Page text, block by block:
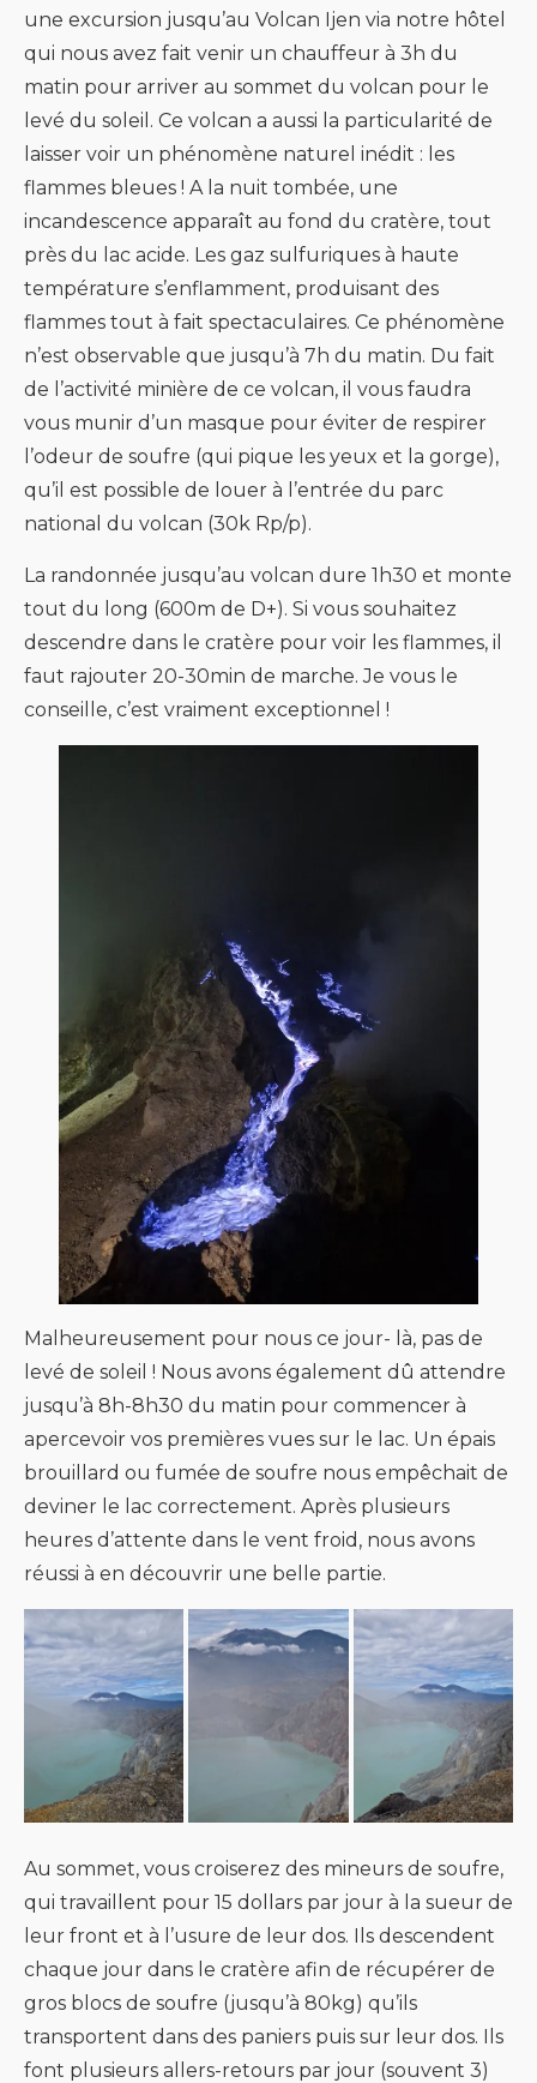
une excursion jusqu’au Volcan Ijen via notre hôtel
qui nous avez fait venir un chauffeur à 3h du
matin pour arriver au sommet du volcan pour le
levé du soleil. Ce volcan a aussi la particularité de
laisser voir un phénomène naturel inédit : les
flammes bleues ! A la nuit tombée, une
incandescence apparaît au fond du cratère, tout
près du lac acide. Les gaz sulfuriques à haute
température s’enflamment, produisant des
flammes tout à fait spectaculaires. Ce phénomène
n’est observable que jusqu’à 7h du matin. Du fait
de l’activité minière de ce volcan, il vous faudra
vous munir d’un masque pour éviter de respirer
l’odeur de soufre (qui pique les yeux et la gorge),
qu’il est possible de louer à l’entrée du parc
national du volcan (30k Rp/p).
La randonnée jusqu’au volcan dure 1h30 et monte
tout du long (600m de D+). Si vous souhaitez
descendre dans le cratère pour voir les flammes, il
faut rajouter 20-30min de marche. Je vous le
conseille, c’est vraiment exceptionnel !
Malheureusement pour nous ce jour- là, pas de
levé de soleil ! Nous avons également dû attendre
jusqu’à 8h-8h30 du matin pour commencer à
apercevoir vos premières vues sur le lac. Un épais
brouillard ou fumée de soufre nous empêchait de
deviner le lac correctement. Après plusieurs
heures d’attente dans le vent froid, nous avons
réussi à en découvrir une belle partie.
Au sommet, vous croiserez des mineurs de soufre,
qui travaillent pour 15 dollars par jour à la sueur de
leur front et à l’usure de leur dos. Ils descendent
chaque jour dans le cratère afin de récupérer de
gros blocs de soufre (jusqu’à 80kg) qu’ils
transportent dans des paniers puis sur leur dos. Ils
font plusieurs allers-retours par jour (souvent 3)